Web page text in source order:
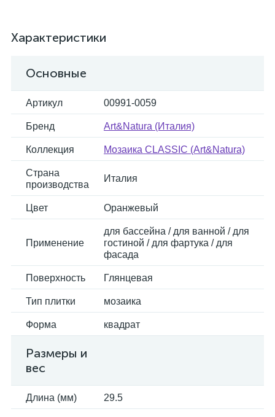
Характеристики
Основные
Артикул 00991-0059
Бренд Art&Natura (Италия)
Коллекция Мозаика CLASSIC (Art&Natura)
Страна
производства
Италия
Цвет Оранжевый
Применение
для бассейна / для ванной / для
гостиной / для фартука / для
фасада
Поверхность Глянцевая
Тип плитки мозаика
Форма квадрат
Размеры и
вес
Длина (мм) 29.5